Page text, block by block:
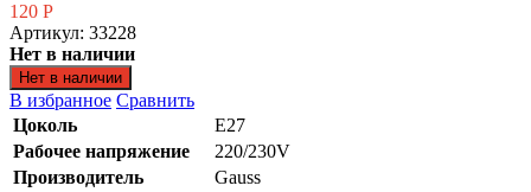
120 Р
Артикул: 33228
Нет в наличии
Нет в наличии
В избранное Сравнить
Цоколь
Е27
Рабочее напряжение
220/230V
Производитель
Gauss